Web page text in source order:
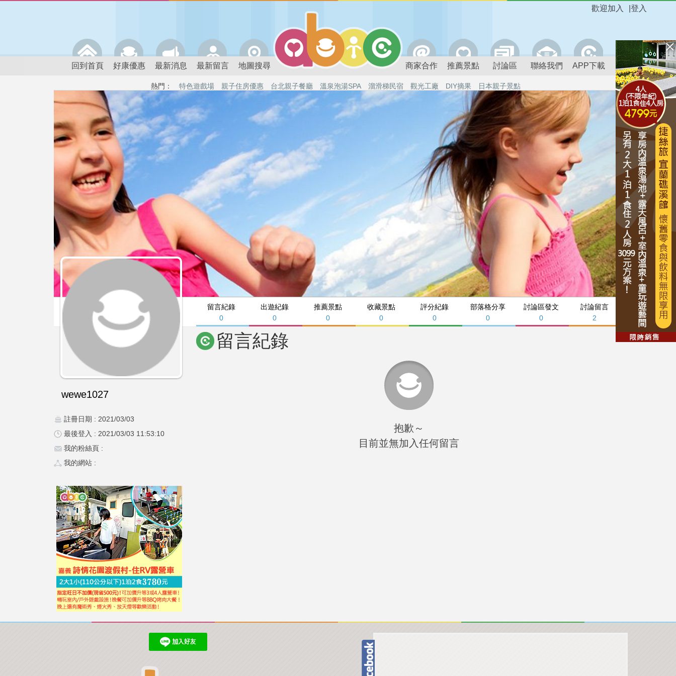
登入
歡迎加入
回到首頁 好康優惠 最新消息 最新留言 地圖搜尋 商家合作 推薦景點 討論區 聯絡我們 APP下載
熱門： 特色遊戲場 親子住房優惠 台北親子餐廳 溫泉泡湯SPA 溜滑梯民宿 觀光工廠 DIY摘果 日本親子景點
留言紀錄
0
出遊紀錄
0
推薦景點
0
收藏景點
0
評分紀錄
0
部落格分享
0
討論區發文
0
討論留言
2
wewe1027
註冊日期 : 2021/03/03
最後登入 : 2021/03/03 11:53:10
我的粉絲頁 :
我的網站 :
留言紀錄
抱歉～
目前並無加入任何留言